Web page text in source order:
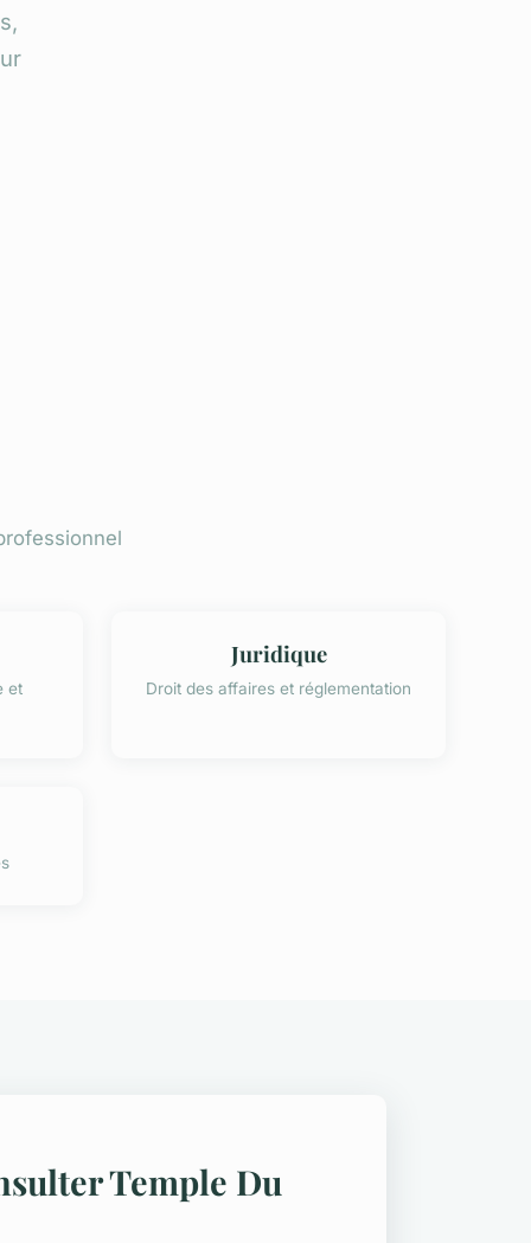
et
Juridique
Droit des affaires et réglementation
Temple Du